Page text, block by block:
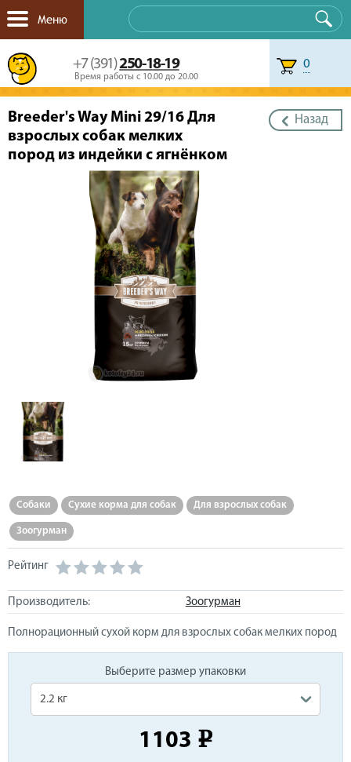
Меню
+7 (391)250-18-19
Время работы с 10.00 до 20.00
0
Breeder's Way Mini 29/16 Для
взрослых собак мелких
пород из индейки с ягнёнком
Назад
Собаки Сухие корма для собак Для взрослых собак
Зоогурман
Рейтинг
Производитель: Зоогурман
Полнорационный сухой корм для взрослых собак мелких пород
Выберите размер упаковки
2.2 кг
1103 e